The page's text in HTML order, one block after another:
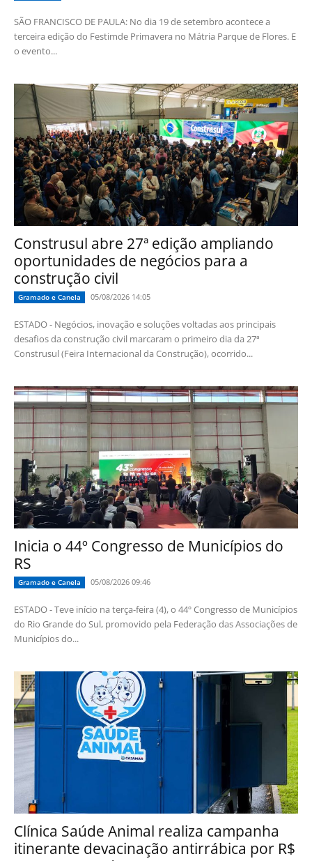
SÃO FRANCISCO DE PAULA: No dia 19 de setembro acontece a
terceira edição do Festimde Primavera no Mátria Parque de Flores. E
o evento...
Construsul abre 27ª edição ampliando
oportunidades de negócios para a
construção civil
Gramado e Canela 05/08/2026 14:05
ESTADO - Negócios, inovação e soluções voltadas aos principais
desafios da construção civil marcaram o primeiro dia da 27ª
Construsul (Feira Internacional da Construção), ocorrido...
Inicia o 44º Congresso de Municípios do
RS
Gramado e Canela 05/08/2026 09:46
ESTADO - Teve início na terça-feira (4), o 44º Congresso de Municípios
do Rio Grande do Sul, promovido pela Federação das Associações de
Municípios do...
Clínica Saúde Animal realiza campanha
itinerante devacinação antirrábica por R$